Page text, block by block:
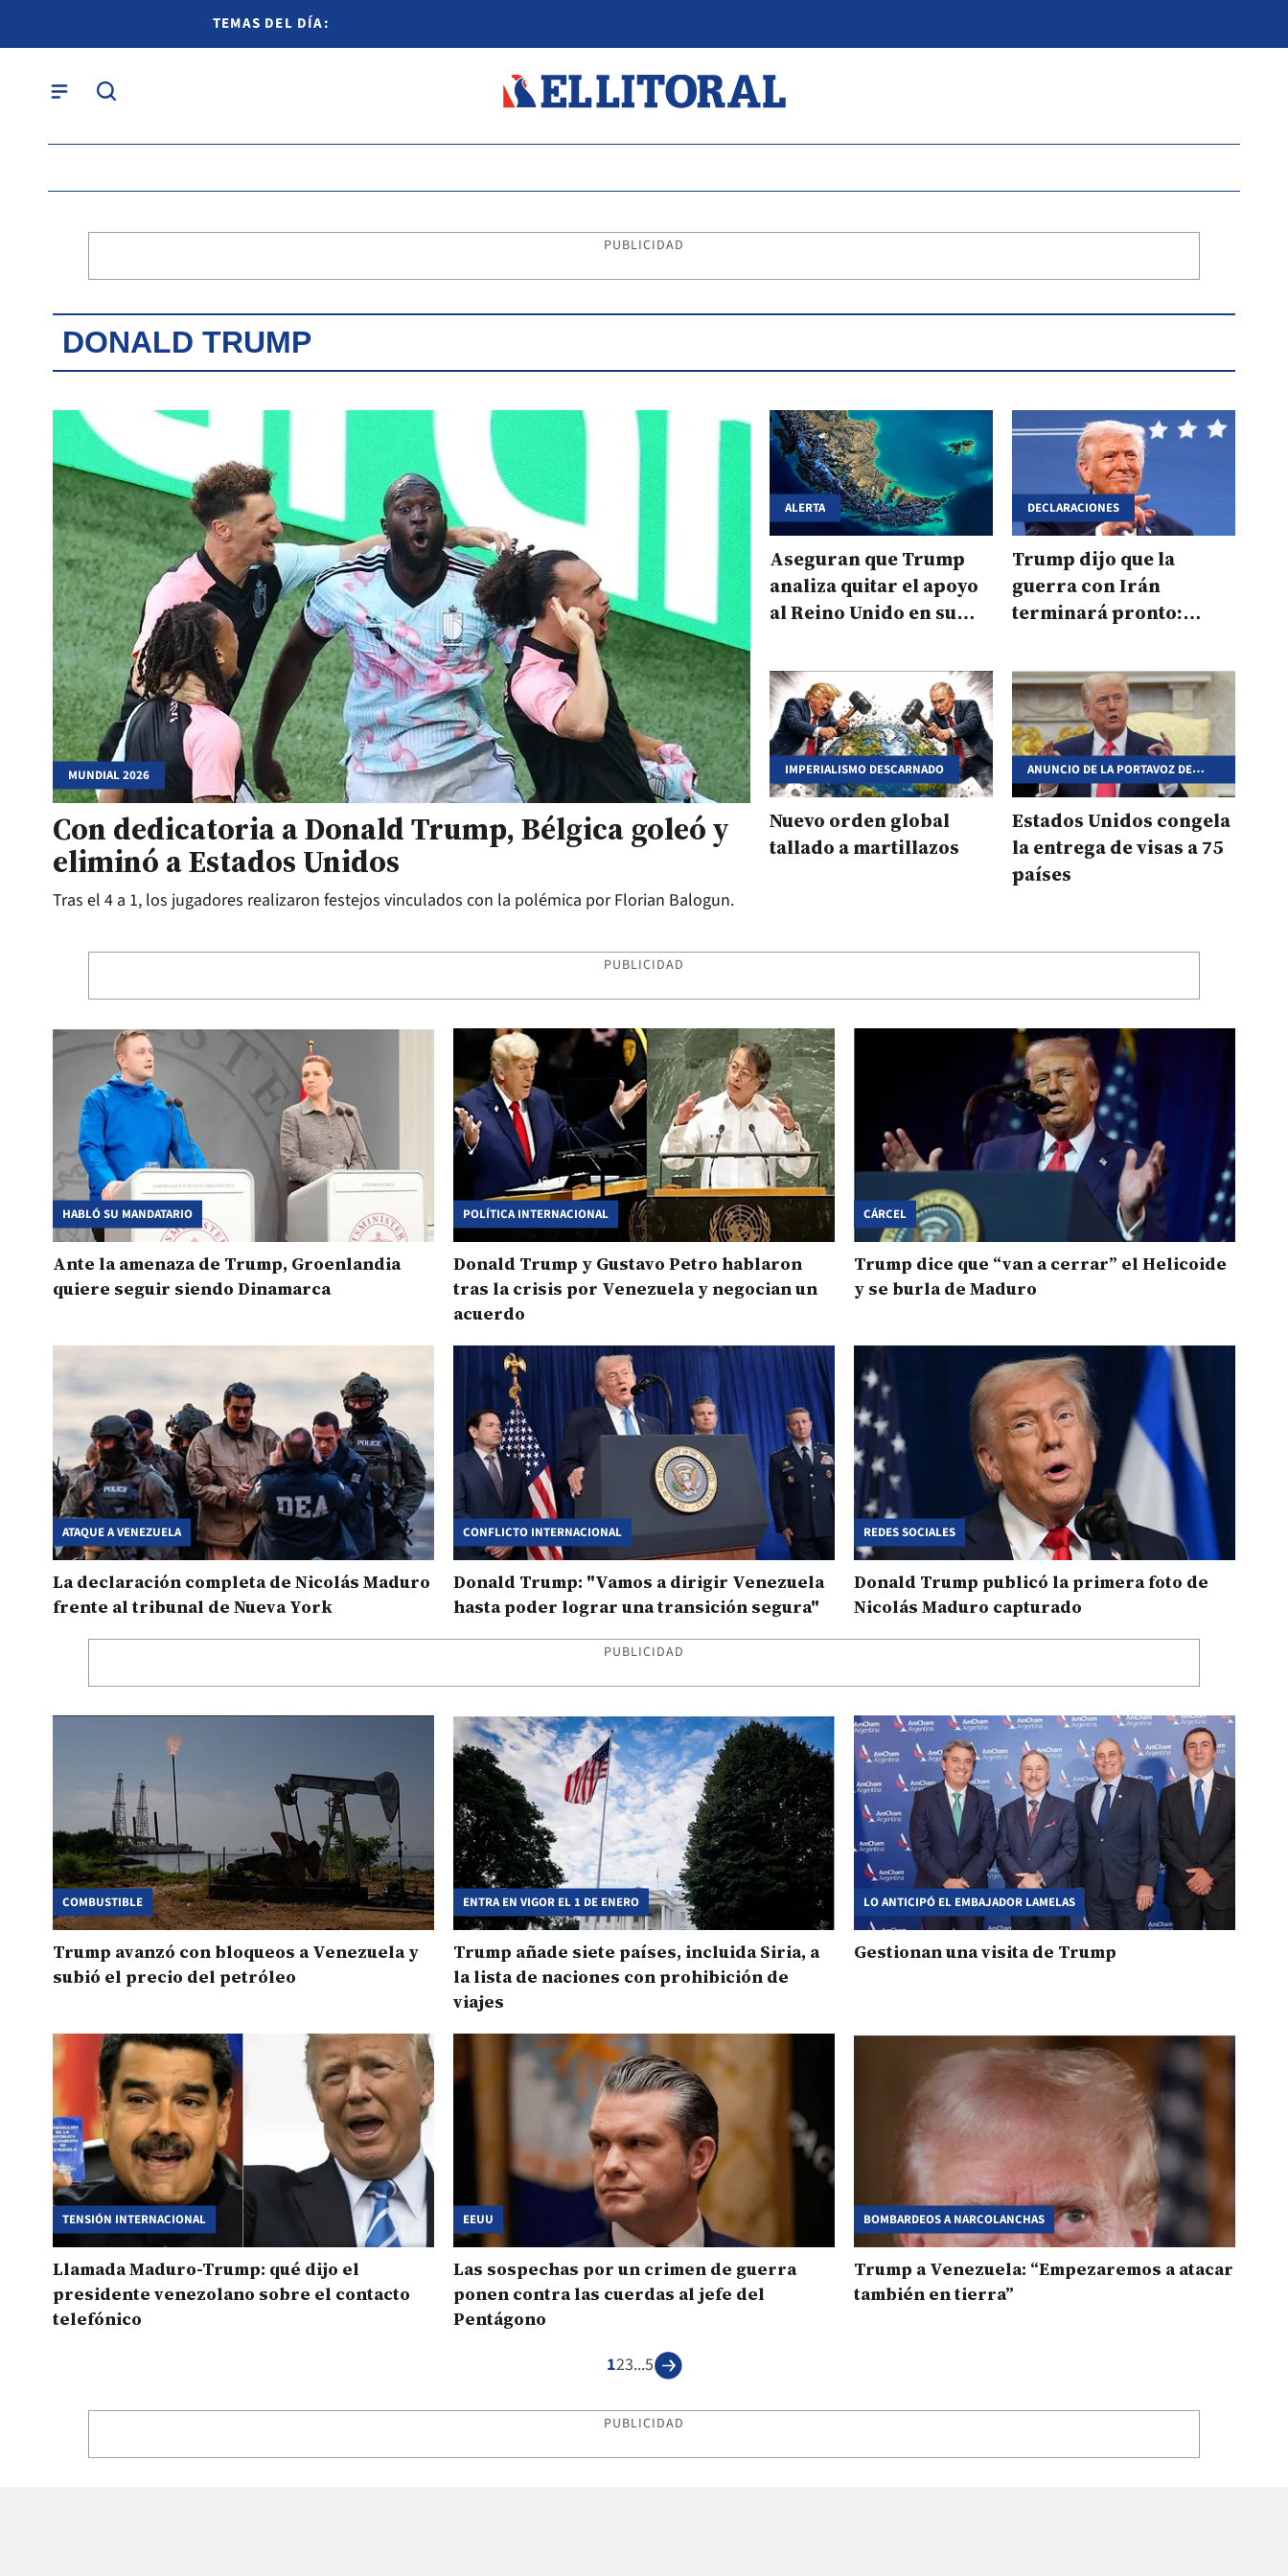
TEMAS DEL DÍA:
PUBLICIDAD
DONALD TRUMP
MUNDIAL 2026
Con dedicatoria a Donald Trump, Bélgica goleó y
eliminó a Estados Unidos
Tras el 4 a 1, los jugadores realizaron festejos vinculados con la polémica por Florian Balogun.
ALERTA
Aseguran que Trump
analiza quitar el apoyo
al Reino Unido en su
DECLARACIONES
Trump dijo que la
guerra con Irán
terminará pronto:
paliza”
IMPERIALISMO DESCARNADO
Nuevo orden global
tallado a martillazos
ANUNCIO DE LA PORTAVOZ DE
TRUMP
Estados Unidos congela
la entrega de visas a 75
países
PUBLICIDAD
HABLÓ SU MANDATARIO
Ante la amenaza de Trump, Groenlandia
quiere seguir siendo Dinamarca
POLÍTICA INTERNACIONAL
Donald Trump y Gustavo Petro hablaron
tras la crisis por Venezuela y negocian un
acuerdo
CÁRCEL
Trump dice que “van a cerrar” el Helicoide
y se burla de Maduro
ATAQUE A VENEZUELA
La declaración completa de Nicolás Maduro
frente al tribunal de Nueva York
CONFLICTO INTERNACIONAL
Donald Trump: "Vamos a dirigir Venezuela
hasta poder lograr una transición segura"
REDES SOCIALES
Donald Trump publicó la primera foto de
Nicolás Maduro capturado
PUBLICIDAD
COMBUSTIBLE
Trump avanzó con bloqueos a Venezuela y
subió el precio del petróleo
ENTRA EN VIGOR EL 1 DE ENERO
Trump añade siete países, incluida Siria, a
la lista de naciones con prohibición de
viajes
LO ANTICIPÓ EL EMBAJADOR LAMELAS
Gestionan una visita de Trump
TENSIÓN INTERNACIONAL
Llamada Maduro-Trump: qué dijo el
presidente venezolano sobre el contacto
telefónico
EEUU
Las sospechas por un crimen de guerra
ponen contra las cuerdas al jefe del
Pentágono
BOMBARDEOS A NARCOLANCHAS
Trump a Venezuela: “Empezaremos a atacar
también en tierra”
123...5
PUBLICIDAD